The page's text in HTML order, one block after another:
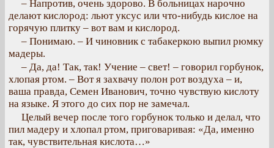
– Напротив, очень здорово. В больницах нарочно
делают кислород: льют уксус или что-нибудь кислое на
горячую плитку – вот вам и кислород.
– Понимаю. – И чиновник с табакеркою выпил рюмку
мадеры.
– Да, да! Так, так! Учение – свет! – говорил горбунок,
хлопая ртом. – Вот я захвачу полон рот воздуха – и,
ваша правда, Семен Иванович, точно чувствую кислоту
на языке. Я этого до сих пор не замечал.
Целый вечер после того горбунок только и делал, что
пил мадеру и хлопал ртом, приговаривая: «Да, именно
так, чувствительная кислота…»